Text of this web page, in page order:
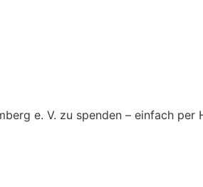
e. V. zu spenden – einfach per